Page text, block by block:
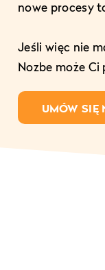
nowe procesy
Jeśli więc nie
Nozbe może
UMÓW SIĘ